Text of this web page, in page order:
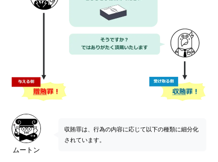
ムートン
収賄罪は、行為の内容に応じて以下の種類に細分化
されています。